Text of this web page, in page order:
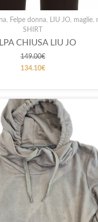
, Felpe donna, LIU JO, maglie,
SHIRT
CHIUSA LIU JO
149.00€
134.10€